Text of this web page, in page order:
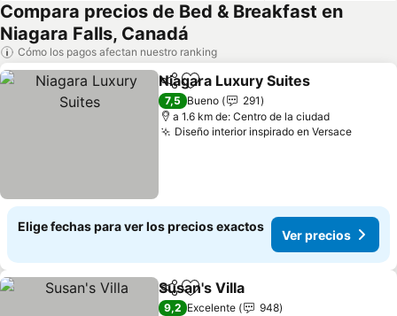
Compara precios de Bed & Breakfast en
Niagara Falls, Canadá
Cómo los pagos afectan nuestro ranking
CompartirAgregar a favoritos
Niagara Luxury Suites
7,5 Bueno
291
a 1.6 km de: Centro de la ciudad
Diseño interior inspirado en VersaceVer
Elige fechas para ver los precios exactos
Ver precios
CompartirAgregar a favoritos
Susan's Villa
9,2 Excelente
948